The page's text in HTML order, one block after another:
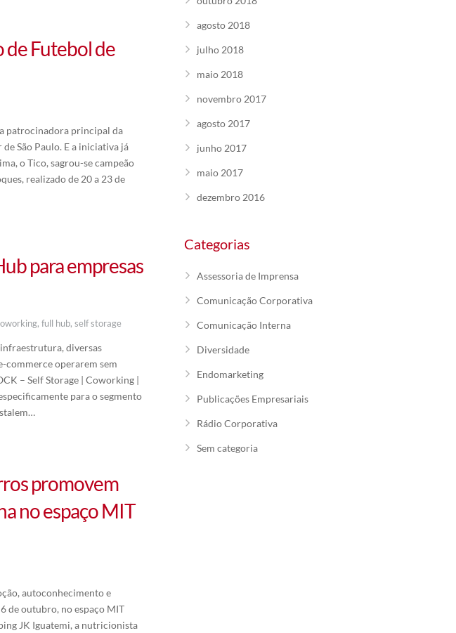
de Futebol de
patrocinadora principal da
São Paulo. E a iniciativa já
o Tico, sagrou-se campeão
realizado de 20 a 23 de
para empresas
,full hub,self storage
diversas
commerce operarem sem
– Self Storage | Coworking |
para o segmento
promovem
no espaço MIT
autoconhecimento e
de outubro, no espaço MIT
JK Iguatemi, a nutricionista
agosto 2018
julho 2018
maio 2018
novembro 2017
agosto 2017
junho 2017
maio 2017
dezembro 2016
Categorias
Assessoria de Imprensa
Comunicação Corporativa
Comunicação Interna
Diversidade
Endomarketing
Publicações Empresariais
Rádio Corporativa
Sem categoria